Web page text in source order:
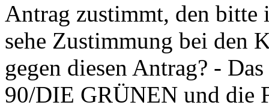
Antrag zustimmt, den bitte
sehe Zustimmung bei den
gegen diesen Antrag? -
90/DIE GRÜNEN und die